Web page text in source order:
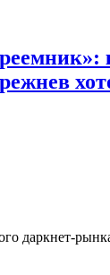
даркнет-